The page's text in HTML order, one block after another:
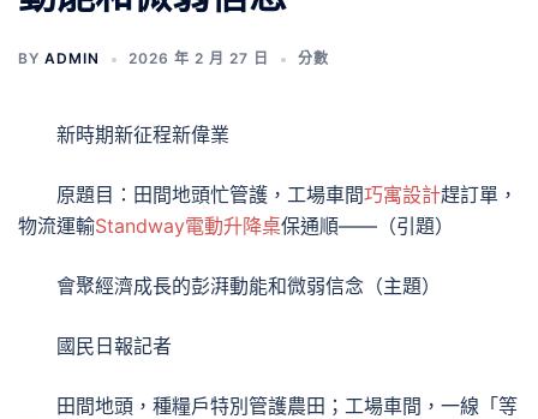
BY ADMIN 2026 年 2 月 27 日 分數
新時期新征程新偉業
原題目：田間地頭忙管護，工場車間巧寓設計趕訂單，
物流運輸Standway電動升降桌保通順——（引題）
會聚經濟成長的彭湃動能和微弱信念（主題）
國民日報記者
田間地頭，種糧戶特別管護農田；工場車間，一線「等